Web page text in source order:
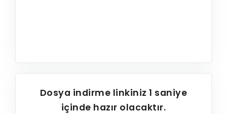
Dosya indirme linkiniz1 saniye
içinde hazır olacaktır.